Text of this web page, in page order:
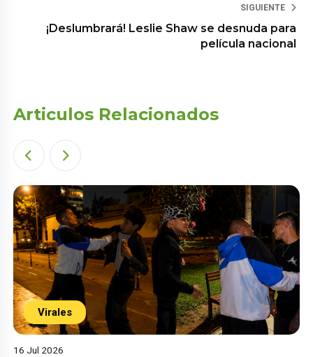
SIGUIENTE
¡Deslumbrará! Leslie Shaw se desnuda para
película nacional
Articulos Relacionados
Virales
16 Jul 2026